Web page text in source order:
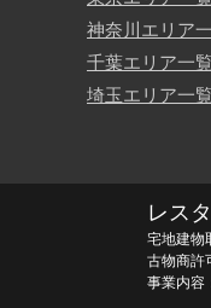
神奈川エリア
千葉エリア一覧
埼玉エリア一覧
レス
宅地建物
古物商許
事業内容